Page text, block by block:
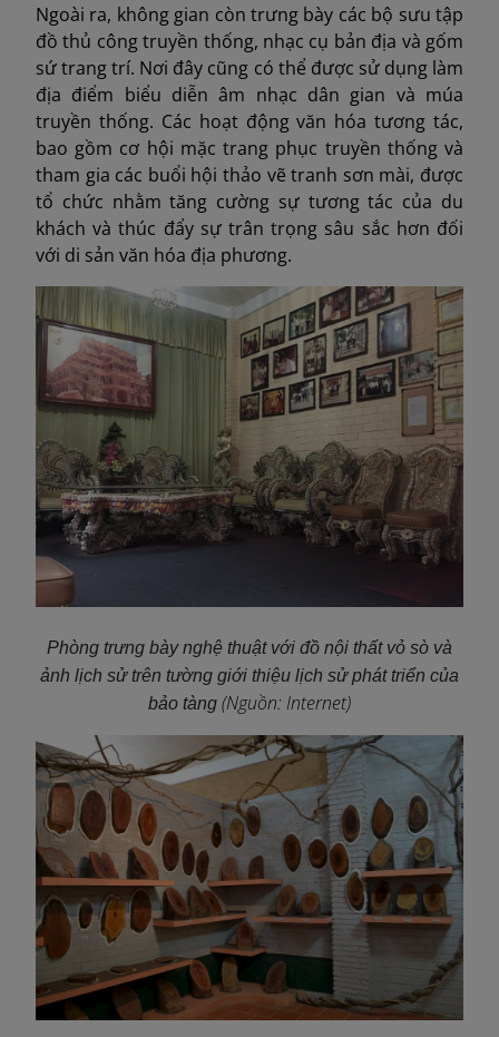
Ngoài ra, không gian còn trưng bày các bộ sưu tập
đồ thủ công truyền thống, nhạc cụ bản địa và gốm
sứ trang trí. Nơi đây cũng có thể được sử dụng làm
địa điểm biểu diễn âm nhạc dân gian và múa
truyền thống. Các hoạt động văn hóa tương tác,
bao gồm cơ hội mặc trang phục truyền thống và
tham gia các buổi hội thảo vẽ tranh sơn mài, được
tổ chức nhằm tăng cường sự tương tác của du
khách và thúc đẩy sự trân trọng sâu sắc hơn đối
với di sản văn hóa địa phương.
Phòng trưng bày nghệ thuật với đồ nội thất vỏ sò và
ảnh lịch sử trên tường giới thiệu lịch sử phát triển của
bảo tàng (Nguồn: Internet)